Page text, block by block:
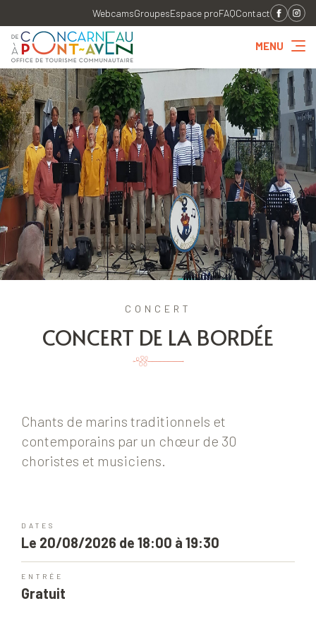
WebcamsGroupesEspace proFAQContact
MENU
CONCERT
CONCERT DE LA BORDÉE
Chants de marins traditionnels et
contemporains par un chœur de 30
choristes et musiciens.
DATES
Le 20/08/2026 de 18:00 à 19:30
ENTRÉE
Gratuit